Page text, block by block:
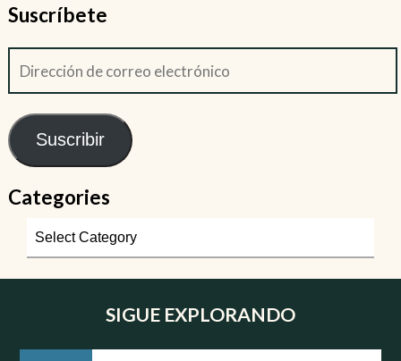
Suscríbete
Suscribir
Categories
SIGUE EXPLORANDO